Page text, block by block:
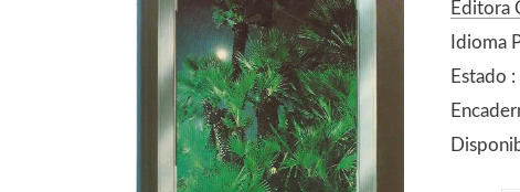
Editora
Idioma
Estado